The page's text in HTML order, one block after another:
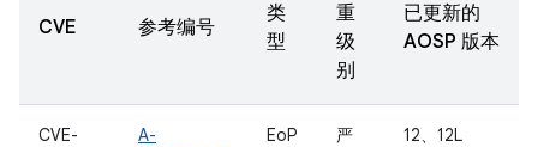
CVE 参考编号
类
型
重
级
别
已更新的
AOSP 版本
CVE-
A-
EoP
严
12、12L